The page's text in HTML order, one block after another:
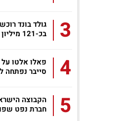
3
גולד בונד
בכ-121 מיליון ש'
4
פאלו אלטו
סייבר נפתחה
5
הקבוצה
חברת נפט